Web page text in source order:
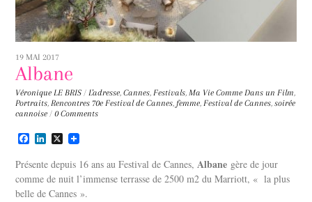
19 MAI 2017
Albane
Véronique LE BRIS / L'adresse,Cannes, Festivals, Ma Vie Comme Dans un Film,
Portraits, Rencontres 70e Festival de Cannes, femme, Festival de Cannes,soirée
cannoise / 0 Comments
F
c
e
b
o
L
n
k
e
d
X
Présente depuis 16 ans au Festival de Cannes, Albane gère de jour
comme de nuit l’immense terrasse de 2500 m2 du Marriott, « la plus
belle de Cannes ».